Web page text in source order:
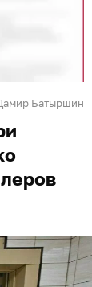
Батыршин